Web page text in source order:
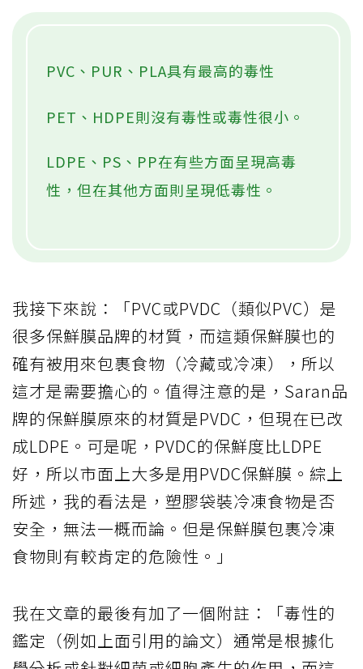
PVC、PUR、PLA具有最高的毒性
PET、HDPE則沒有毒性或毒性很小。
LDPE、PS、PP在有些方面呈現高毒
性，但在其他方面則呈現低毒性。
我接下來說：「PVC或PVDC（類似PVC）是
很多保鮮膜品牌的材質，而這類保鮮膜也的
確有被用來包裹食物（冷藏或冷凍），所以
這才是需要擔心的。值得注意的是，Saran品
牌的保鮮膜原來的材質是PVDC，但現在已改
成LDPE。可是呢，PVDC的保鮮度比LDPE
好，所以市面上大多是用PVDC保鮮膜。綜上
所述，我的看法是，塑膠袋裝冷凍食物是否
安全，無法一概而論。但是保鮮膜包裹冷凍
食物則有較肯定的危險性。」
我在文章的最後有加了一個附註：「毒性的
鑑定（例如上面引用的論文）通常是根據化